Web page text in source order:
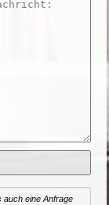
auch eine Anfrage